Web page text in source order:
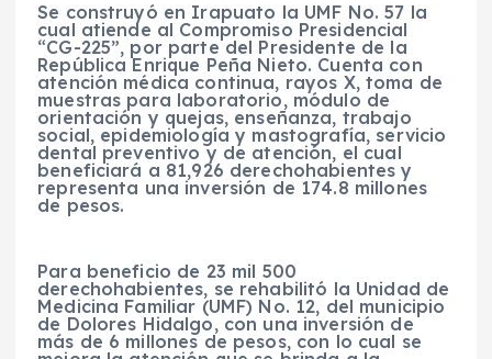
Se construyó en Irapuato la UMF No. 57 la
cual atiende al Compromiso Presidencial
“CG-225”, por parte del Presidente de la
República Enrique Peña Nieto. Cuenta con
atención médica continua, rayos X, toma de
muestras para laboratorio, módulo de
orientación y quejas, enseñanza, trabajo
social, epidemiología y mastografía, servicio
dental preventivo y de atención, el cual
beneficiará a 81,926 derechohabientes y
representa una inversión de 174.8 millones
de pesos.
Para beneficio de 23 mil 500
derechohabientes, se rehabilitó la Unidad de
Medicina Familiar (UMF) No. 12, del municipio
de Dolores Hidalgo, con una inversión de
más de 6 millones de pesos, con lo cual se